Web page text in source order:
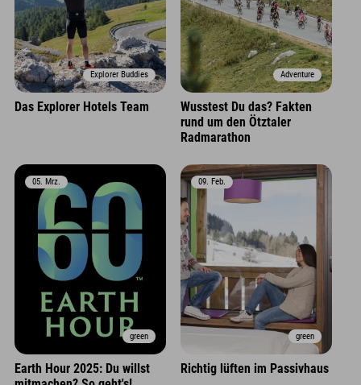
Explorer Buddies
Das Explorer Hotels Team
Adventure
Wusstest Du das? Fakten
rund um den Ötztaler
Radmarathon
green
05. Mrz.
Earth Hour 2025: Du willst
green
09. Feb.
Richtig lüften im Passivhaus